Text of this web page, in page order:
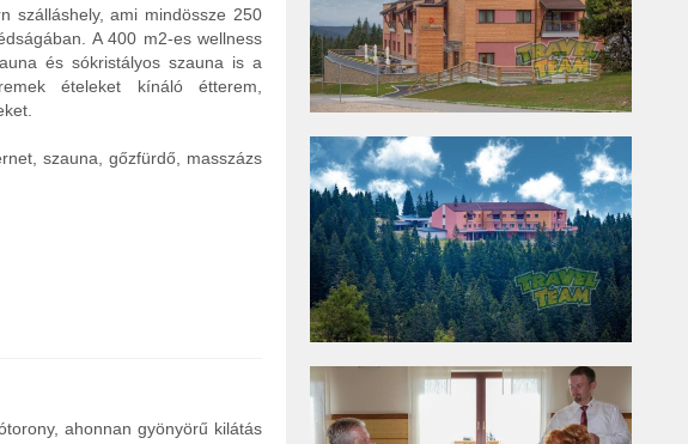
szálláshely, ami mindössze 250
A 400 m2-es wellness
és sókristályos szauna is a
ételeket kínáló étterem,
szauna, gőzfürdő, masszázs
ahonnan gyönyörű kilátás